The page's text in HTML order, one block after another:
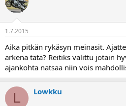
1.7.2015
Aika pitkän rykäsyn meinasit.
arkena tätä? Reitiks valittu jotain
ajankohta natsaa niin vois
L Lowkku